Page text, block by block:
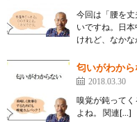
今回は「腰を
いですね。日
けれど、なか
匂いがわか
2018.03.30
嗅覚が鈍って
よね。 関連[…]